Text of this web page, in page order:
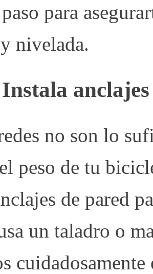
para
nivelada.
no son lo
peso de tu
de pared
un taladro o